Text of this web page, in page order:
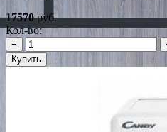
17570руб.
Кол-во:
−
Купить